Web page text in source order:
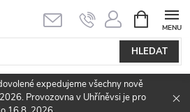
HLEDAT
NÁKUPNÍ
KOŠÍK
expedujeme všechny nově
Provozovna v Uhříněvsi je pro